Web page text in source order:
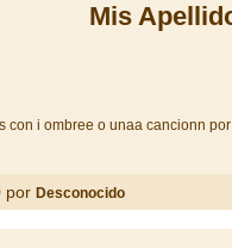
Mis
con i ombree o unaa cancionn
por Desconocido